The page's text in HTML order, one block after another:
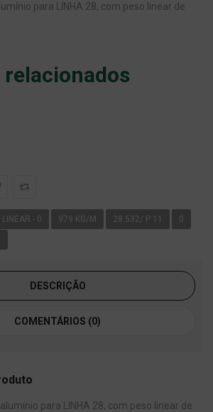
para LINHA 28, com peso linear de
- 0 979 KG/M 28.532/ P 11 0
DESCRIÇÃO
COMENTÁRIOS (0)
para LINHA 28, com peso linear de